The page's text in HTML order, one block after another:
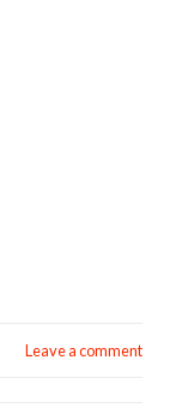
Leave a comment